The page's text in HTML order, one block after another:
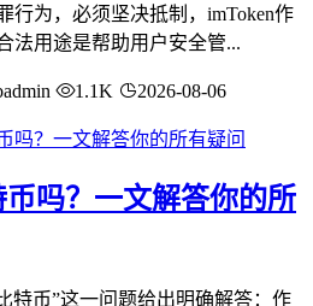
行为，必须坚决抵制，imToken作
法用途是帮助用户安全管...
1.1K 2026-08-06
吗？一文解答你的所
特币”这一问题给出明确解答：作